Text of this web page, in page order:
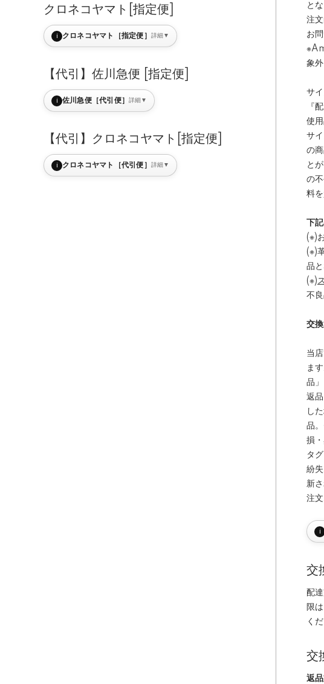
クロネコヤマト[指定便]
i クロネコヤマト［指定便］ 詳細▼
【代引】佐川急便 [指定便]
i 佐川急便［代引便］詳細▼
【代引】クロネコヤマト[指定便]
i クロネコヤマト［代引便］ 詳細▼
と
注
お
象外
サ
『
使
サ
の
と
の
料
下
(※)
(※)
品と
(※)
不
交
当
ま
品
返
し
品
損
タ
紛
新
注
i
交
配
限
く
交
返品